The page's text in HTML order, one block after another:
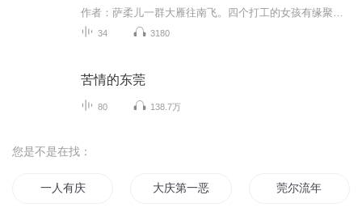
34 3180
苦情的东莞
80 138.7万
您是不是在找：
一人有庆 大庆第一恶 莞尔流年